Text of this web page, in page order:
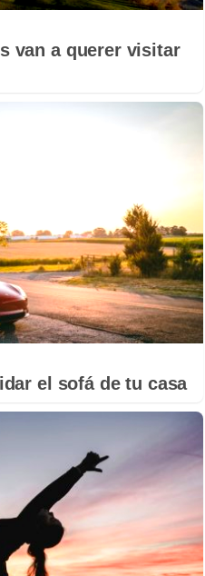
van a querer visitar
el sofá de tu casa